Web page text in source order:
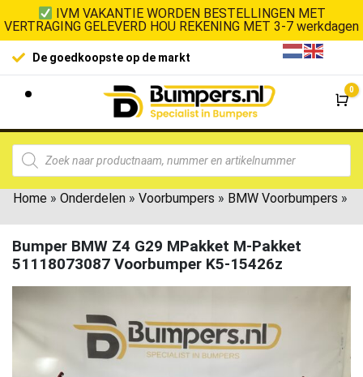
IVM VAKANTIE WORDEN BESTELLINGEN MET
VERTRAGING GELEVERD HOU REKENING MET 3-7 werkdagen
De goedkoopste op de markt
0
Home » Onderdelen » Voorbumpers » BMW Voorbumpers »
Bumper BMW Z4 G29 MPakket M-Pakket
51118073087 Voorbumper K5-15426z